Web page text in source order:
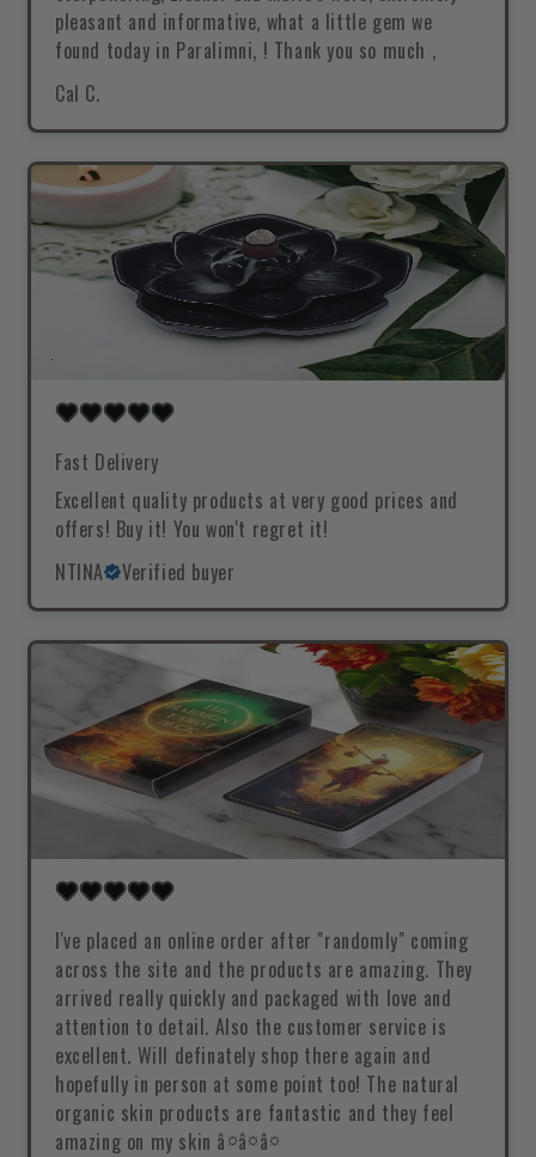
pleasant and informative, what a little gem we
found today in Paralimni, ! Thank you so much ,
Cal C.
Fast Delivery
Excellent quality products at very good prices and
offers! Buy it! You won't regret it!
NTINA
Verified buyer
I've placed an online order after "randomly" coming
across the site and the products are amazing. They
arrived really quickly and packaged with love and
attention to detail. Also the customer service is
excellent. Will definately shop there again and
hopefully in person at some point too! The natural
organic skin products are fantastic and they feel
amazing on my skin â¤â¤â¤